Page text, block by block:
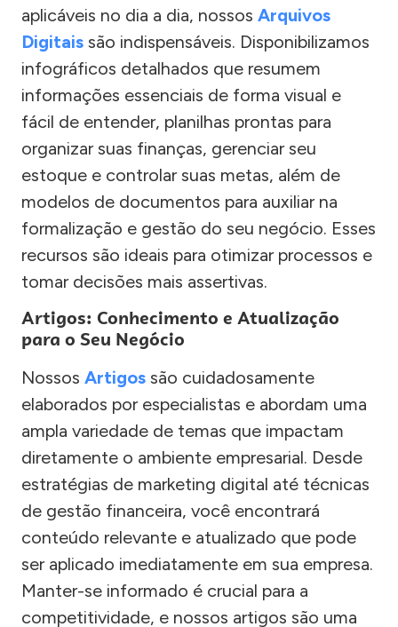
aplicáveis no dia a dia, nossos Arquivos
Digitais são indispensáveis. Disponibilizamos
infográficos detalhados que resumem
informações essenciais de forma visual e
fácil de entender, planilhas prontas para
organizar suas finanças, gerenciar seu
estoque e controlar suas metas, além de
modelos de documentos para auxiliar na
formalização e gestão do seu negócio. Esses
recursos são ideais para otimizar processos e
tomar decisões mais assertivas.
Artigos: Conhecimento e Atualização
para o Seu Negócio
Nossos Artigos são cuidadosamente
elaborados por especialistas e abordam uma
ampla variedade de temas que impactam
diretamente o ambiente empresarial. Desde
estratégias de marketing digital até técnicas
de gestão financeira, você encontrará
conteúdo relevante e atualizado que pode
ser aplicado imediatamente em sua empresa.
Manter-se informado é crucial para a
competitividade, e nossos artigos são uma